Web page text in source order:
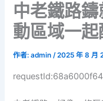
中老鐵路
動區域一
作者:admin/2025 年 8 月